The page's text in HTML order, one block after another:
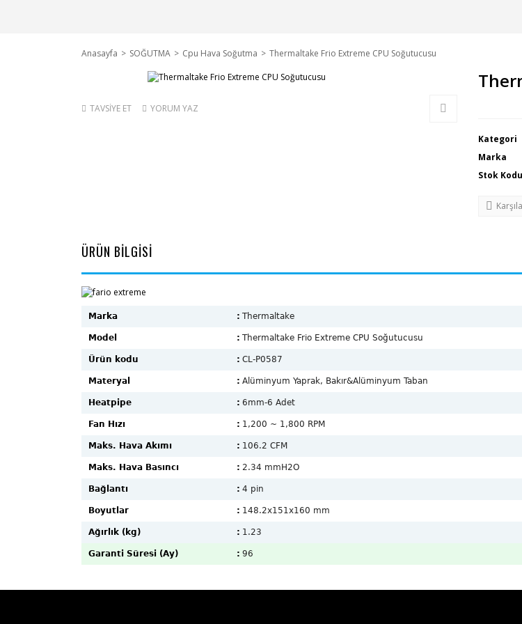
Anasayfa SOĞUTMA Cpu Hava Soğutma Thermaltake Frio Extreme CPU Soğutucusu
TAVSİYE ET YORUM YAZ
Kategori
Marka
Stok Kodu
ÜRÜN BİLGİSİ
Marka : Thermaltake
Model : Thermaltake Frio Extreme CPU Soğutucusu
Ürün kodu : CL-P0587
Materyal : Alüminyum Yaprak, Bakır&Alüminyum Taban
Heatpipe : 6mm-6 Adet
Fan Hızı : 1,200 ~ 1,800 RPM
Maks. Hava Akımı : 106.2 CFM
Maks. Hava Basıncı : 2.34 mmH2O
Bağlantı : 4 pin
Boyutlar : 148.2x151x160 mm
Ağırlık (kg) : 1.23
Garanti Süresi (Ay) : 96